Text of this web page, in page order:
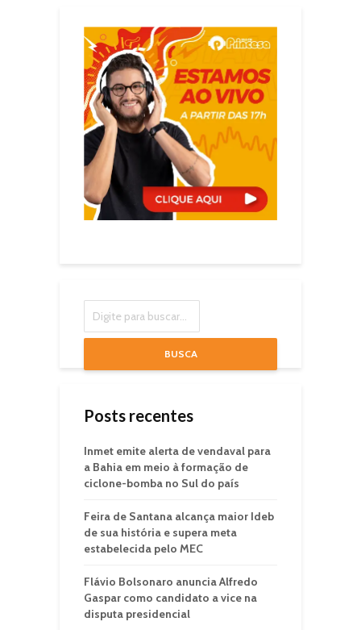
BUSCA
Posts recentes
Inmet emite alerta de vendaval para
a Bahia em meio à formação de
ciclone-bomba no Sul do país
Feira de Santana alcança maior Ideb
de sua história e supera meta
estabelecida pelo MEC
Flávio Bolsonaro anuncia Alfredo
Gaspar como candidato a vice na
disputa presidencial